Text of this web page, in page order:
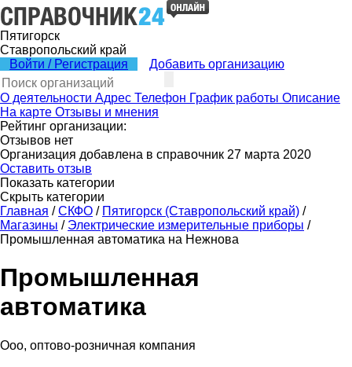
Пятигорск
Ставропольский край
Войти / Регистрация
Добавить организацию
О деятельности Адрес Телефон График работы Описание
На карте Отзывы и мнения
Рейтинг организации:
Отзывов нет
Организация добавлена в справочник 27 марта 2020
Оставить отзыв
Показать категории
Скрыть категории
Главная / СКФО / Пятигорск (Ставропольский край) /
Магазины / Электрические измерительные приборы /
Промышленная автоматика на Нежнова
Промышленная
автоматика
Ооо, оптово-розничная компания